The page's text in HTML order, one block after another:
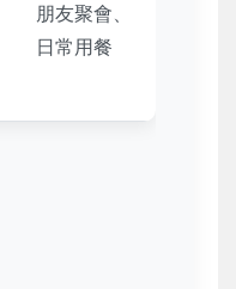
朋友聚會、
日常用餐